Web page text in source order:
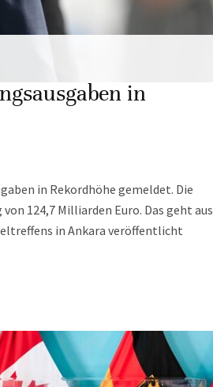
in
in Rekordhöhe gemeldet. Die
124,7 Milliarden Euro. Das geht aus
in Ankara veröffentlicht